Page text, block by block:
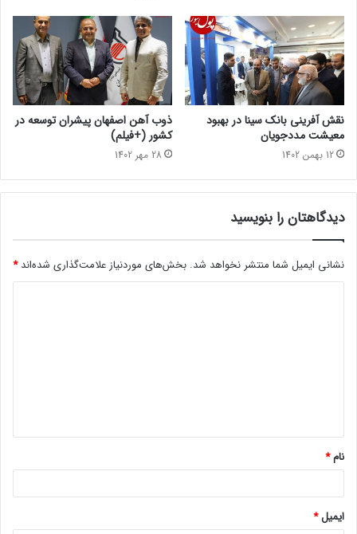
نقش آفرینی بانک سینا در بهبود
معیشت مددجویان
12 بهمن 1402
ذوب آهن اصفهان پیشران توسعه در
کشور (+فیلم)
28 مهر 1402
دیدگاهتان را بنویسید
نشانی ایمیل شما منتشر نخواهد شد. بخش‌های موردنیاز علامت‌گذاری شده‌اند*
*
نام*
ایمیل*